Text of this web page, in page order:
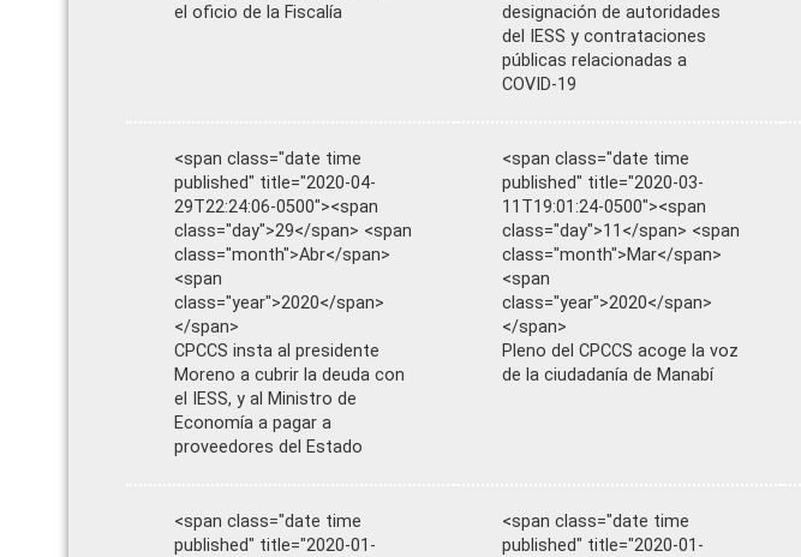
el oficio de la Fiscalía
designación de autoridades
del IESS y contrataciones
públicas relacionadas a
COVID-19
<span class="date time
published" title="2020-04-
29T22:24:06-0500"><span
class="day">29</span> <span
class="month">Abr</span>
<span
class="year">2020</span>
</span>
CPCCS insta al presidente
Moreno a cubrir la deuda con
el IESS, y al Ministro de
Economía a pagar a
proveedores del Estado
<span class="date time
published" title="2020-03-
11T19:01:24-0500"><span
class="day">11</span> <span
class="month">Mar</span>
<span
class="year">2020</span>
</span>
Pleno del CPCCS acoge la voz
de la ciudadanía de Manabí
<span class="date time
published" title="2020-01-
<span class="date time
published" title="2020-01-